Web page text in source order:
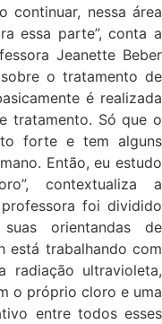
continuar, nessa área
essa parte”, conta a
Jeanette Beber
o tratamento de
é realizada
tratamento. Só que o
forte e tem alguns
Então, eu estudo
contextualiza a
foi dividido
orientandas de
está trabalhando com
radiação ultravioleta,
o próprio cloro e uma
entre todos esses